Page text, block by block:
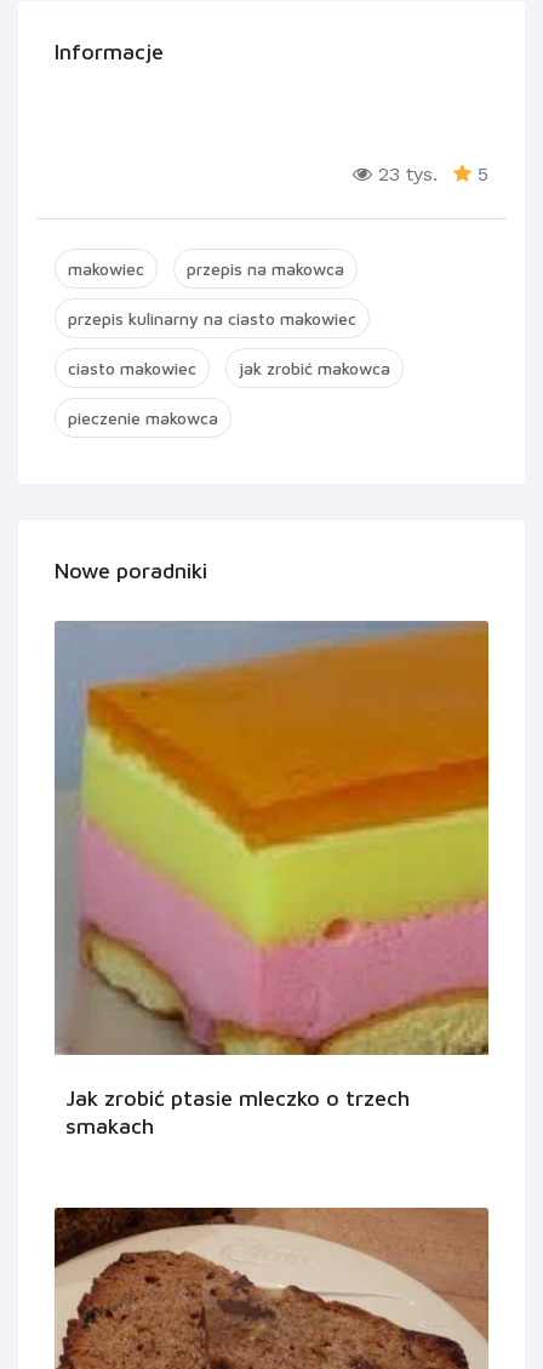
Informacje
23 tys. 5
makowiec przepis na makowca
przepis kulinarny na ciasto makowiec
ciasto makowiec jak zrobić makowca
pieczenie makowca
Nowe poradniki
Jak zrobić ptasie mleczko o trzech
smakach